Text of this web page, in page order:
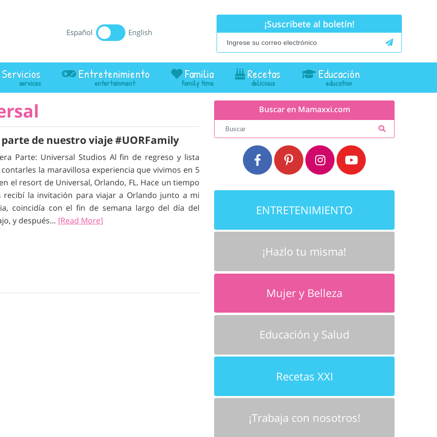
Español English
¡Suscribete al boletín!
Servicios Entretenimiento Familia Recetas Educación
de nuestro viaje #UORFamily
Parte: Universal Studios Al fin de regreso y lista
la maravillosa experiencia que vivimos en 5
el resort de Universal, Orlando, FL. Hace un tiempo
recibí la invitación para viajar a Orlando junto a mi
coincidía con el fin de semana largo del día del
y después… [Read More]
Buscar en Mamaxxi.com
ENTRETENIMIENTO
¡Hazlo tu misma!
Mujer y Belleza
Educación y Salud
Recetas XXI
¡Trabaja con nosotros!